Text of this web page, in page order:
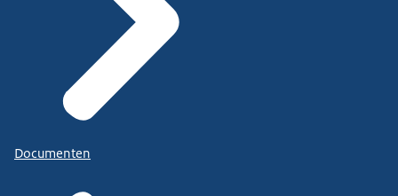
Documenten